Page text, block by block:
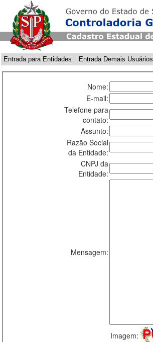
Entrada para Entidades Entrada Demais Usuários
Nome:
E-mail:
Telefone para
contato:
Assunto:
Razão Social
da Entidade:
CNPJ da
Entidade:
Mensagem:
Imagem: